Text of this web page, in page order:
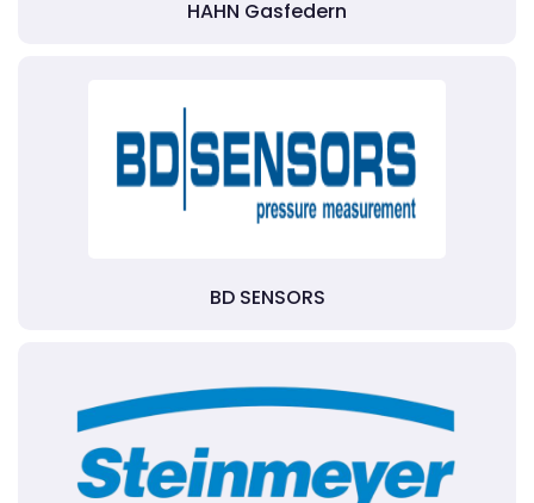
HAHN Gasfedern
BD SENSORS